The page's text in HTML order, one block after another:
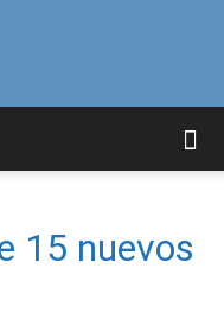
Curiosidades
15 nuevos